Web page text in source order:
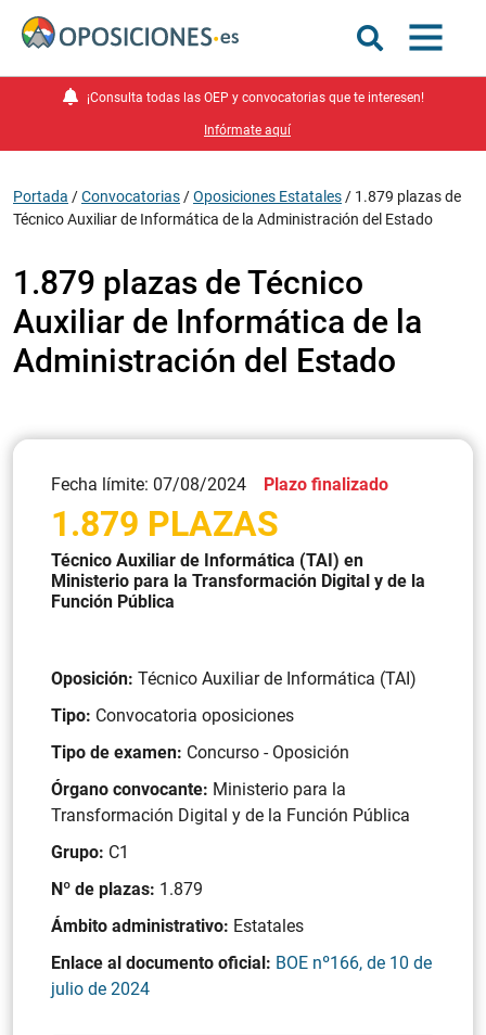
¡Consulta todas las OEP y convocatorias que te interesen!
Infórmate aquí
Portada /Convocatorias /Oposiciones Estatales / 1.879 plazas de
Técnico Auxiliar de Informática de la Administración del Estado
1.879 plazas de Técnico
Auxiliar de Informática de la
Administración del Estado
Fecha límite: 07/08/2024 Plazo finalizado
1.879 PLAZAS
Técnico Auxiliar de Informática (TAI) en
Ministerio para la Transformación Digital y de la
Función Pública
Oposición: Técnico Auxiliar de Informática (TAI)
Tipo: Convocatoria oposiciones
Tipo de examen: Concurso - Oposición
Órgano convocante: Ministerio para la
Transformación Digital y de la Función Pública
Grupo: C1
Nº de plazas: 1.879
Ámbito administrativo: Estatales
Enlace al documento oficial: BOE nº166, de 10 de
julio de 2024